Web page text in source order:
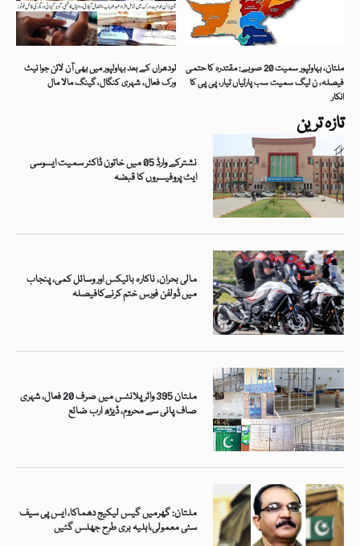
تازہ ترین
نشترکے وارڈ 05 میں خاتون ڈاکٹر سمیت ایسوسی
ایٹ پروفیسروں کا قبضہ
مالی بحران، ناکارہ بائیکس اور وسائل کمی، پنجاب
میں ڈولفن فورس ختم کرنےکافیصلہ
ملتان 395 واٹر پلانٹس میں صرف 20 فعال، شہری
صاف پانی سے محروم، ڈیڑھ ارب ضائع
ملتان: گھرمیں گیس لیکیج دھماکا، ایس پی سیف
سٹی معمولی،اہلیہ بری طرح جھلس گئیں
لودھراں کے بعد بہاولپور میں بھی آن لائن جوا نیٹ
ورک فعال، شہری کنگال، گینگ مالا مال
ملتان، بہاولپور سمیت 20 صوبے: مقتدرہ کا حتمی
فیصلہ، ن لیگ سمیت سب پارٹیاں تیار، پی پی کا
انکار